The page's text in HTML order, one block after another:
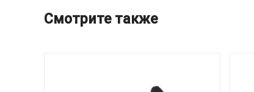
Смотрите также